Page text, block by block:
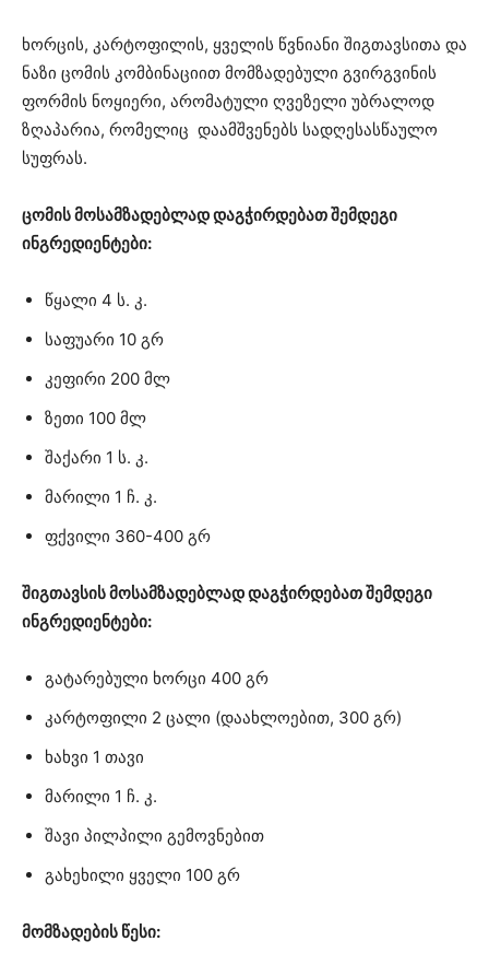
ხორცის, კარტოფილის, ყველის წვნიანი შიგთავსითა და
ნაზი ცომის კომბინაციით მომზადებული გვირგვინის
ფორმის ნოყიერი, არომატული ღვეზელი უბრალოდ
ზღაპარია, რომელიც დაამშვენებს სადღესასწაულო
სუფრას.
ცომის მოსამზადებლად დაგჭირდებათ შემდეგი
ინგრედიენტები:
წყალი 4 ს. კ.
საფუარი 10 გრ
კეფირი 200 მლ
ზეთი 100 მლ
შაქარი 1 ს. კ.
მარილი 1 ჩ. კ.
ფქვილი 360-400 გრ
შიგთავსის მოსამზადებლად დაგჭირდებათ შემდეგი
ინგრედიენტები:
გატარებული ხორცი 400 გრ
კარტოფილი 2 ცალი (დაახლოებით, 300 გრ)
ხახვი 1 თავი
მარილი 1 ჩ. კ.
შავი პილპილი გემოვნებით
გახეხილი ყველი 100 გრ
მომზადების წესი: